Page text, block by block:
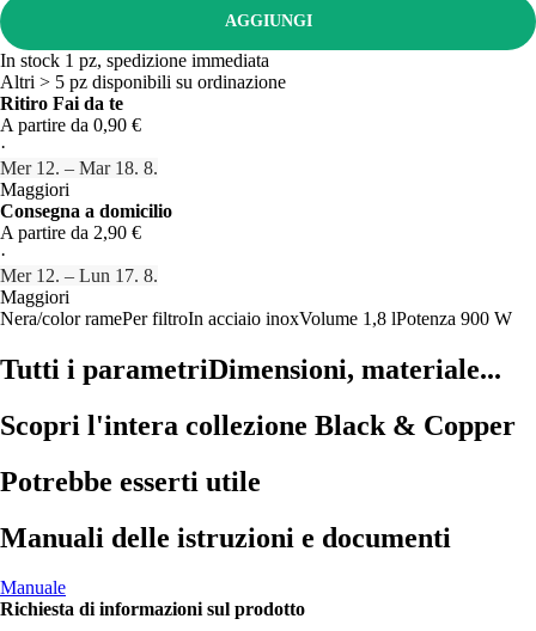
AGGIUNGI
In stock 1 pz, spedizione immediata
Altri > 5 pz disponibili su ordinazione
Ritiro Fai da te
A partire da 0,90 €
·
Mer 12. – Mar 18. 8.
Maggiori
Consegna a domicilio
A partire da 2,90 €
·
Mer 12. – Lun 17. 8.
Maggiori
Nera/color ramePer filtroIn acciaio inoxVolume 1,8 lPotenza 900 W
Tutti i parametriDimensioni, materiale...
Scopri l'intera collezione Black & Copper
Potrebbe esserti utile
Manuali delle istruzioni e documenti
Manuale
Richiesta di informazioni sul prodotto